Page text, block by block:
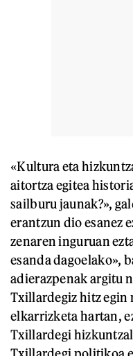
«Kultura eta
aitortza egitea
sailburu jaunak?»,
erantzun dio esanez
zenaren inguruan
esanda dagoelako»,
adierazpenak argitu
Txillardegiz hitz egin
elkarrizketa hartan,
Txillardegi